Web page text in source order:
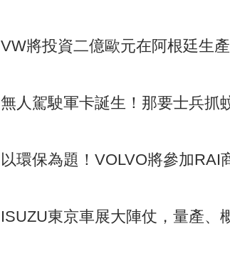
VW將投資二億歐元在阿根廷生
無人駕駛軍卡誕生！那要士兵抓
以環保為題！VOLVO將參加RAI
ISUZU東京車展大陣仗，量產、